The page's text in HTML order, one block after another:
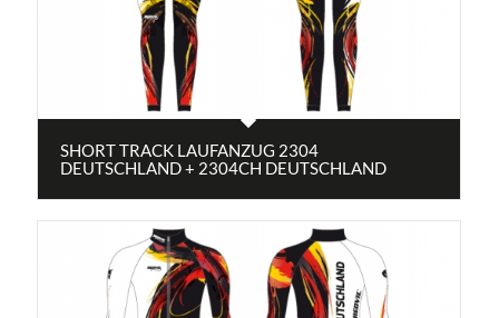
SHORT TRACK LAUFANZUG 2304
DEUTSCHLAND + 2304CH DEUTSCHLAND